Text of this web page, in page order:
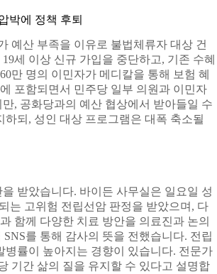
박에 정책 후퇴
예산 부족을 이유로 불법체류자 대상 건
세 이상 신규 가입을 중단하고, 기존 수혜
만 명의 이민자가 메디칼을 통해 보험 혜
포함되면서 민주당 일부 의원과 이민자
, 공화당과의 예산 협상에서 받아들일 수
되, 성인 대상 프로그램은 대폭 축소될
받았습니다. 바이든 사무실은 일요일 성
는 고위험 전립선암 판정을 받았으며, 다
함께 다양한 치료 방안을 의료진과 논의
를 통해 감사의 뜻을 전했습니다. 전립
률이 높아지는 경향이 있습니다. 전문가
기간 삶의 질을 유지할 수 있다고 설명합